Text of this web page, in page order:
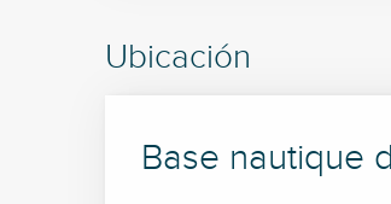
Ubicación
Base nautique